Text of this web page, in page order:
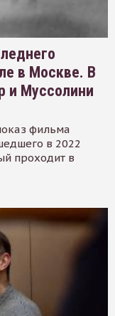
в Москве. В
и Муссолини
фильма
в 2022
проходит в